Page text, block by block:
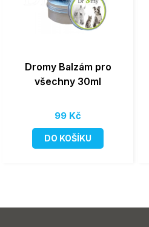
Dromy Balzám pro
všechny 30ml
99 Kč
DO KOŠÍKU